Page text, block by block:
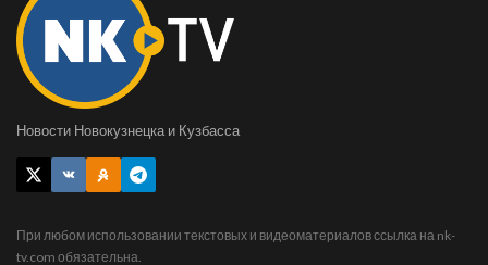
Новости Новокузнецка и Кузбасса
При любом использовании текстовых и видеоматериалов ссылка на nk-
tv.com обязательна.